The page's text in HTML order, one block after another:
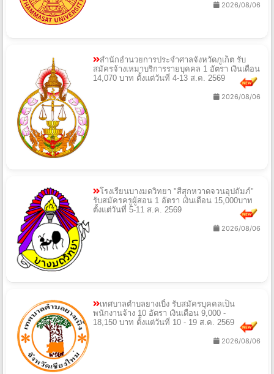
2026/08/06
สำนักอำนวยการประจำศาลจังหวัดภูเก็ต รับ
สมัครจ้างเหมาบริการรายบุคคล 1 อัตรา เงินเดือน
14,070 บาท ตั้งแต่วันที่ 4-13 ส.ค. 2569
2026/08/06
โรงเรียนบางมดวิทยา "สีสุกหวาดจวนอุปถัมภ์"
รับสมัครครูผู้สอน 1 อัตรา เงินเดือน 15,000บาท
ตั้งแต่วันที่ 5-11 ส.ค. 2569
2026/08/06
เทศบาลตำบลยางเบิ้ง รับสมัครบุคคลเป็น
พนักงานจ้าง 10 อัตรา เงินเดือน 9,000 -
18,150 บาท ตั้งแต่วันที่ 10 - 19 ส.ค. 2569
2026/08/06